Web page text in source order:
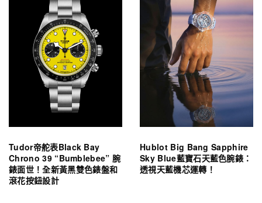
Tudor帝舵表Black Bay
Chrono 39 “Bumblebee” 腕
錶面世！全新黃黑雙色錶盤和
滾花按鈕設計
Hublot Big Bang Sapphire
Sky Blue藍寶石天藍色腕錶：
透視天藍機芯運轉！